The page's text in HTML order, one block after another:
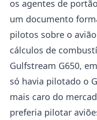
os agentes de
um documento
pilotos sobre o
cálculos de
Gulfstream G650,
só havia pilotado o
mais caro do
preferia pilotar